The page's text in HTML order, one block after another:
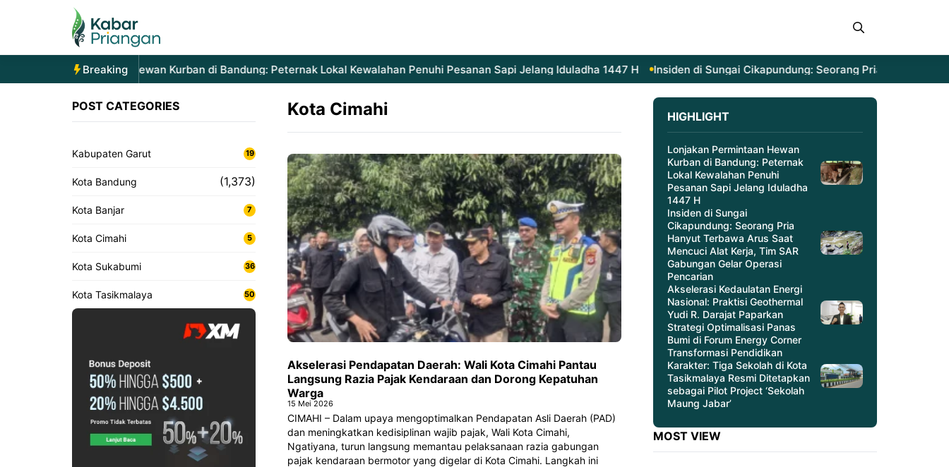
Breaking
Lonjakan Permintaan Hewan Kurban di Bandung: Peternak Lokal Kewalahan Penuhi Pesanan Sapi Jelang Iduladha 1447 H Insiden di Sungai Cikapundung: Seorang Pria Hanyut
Kota Cimahi
Akselerasi Pendapatan Daerah: Wali Kota Cimahi Pantau
Langsung Razia Pajak Kendaraan dan Dorong Kepatuhan
Warga
15 Mei 2026
CIMAHI – Dalam upaya mengoptimalkan Pendapatan Asli Daerah (PAD)
dan meningkatkan kedisiplinan wajib pajak, Wali Kota Cimahi,
Ngatiyana, turun langsung memantau pelaksanaan razia gabungan
pajak kendaraan bermotor yang digelar di Kota Cimahi. Langkah ini
POST CATEGORIES
Kabupaten Garut 19
Kota Bandung (1,373)
Kota Banjar 7
Kota Cimahi 5
Kota Sukabumi 36
Kota Tasikmalaya 50
HIGHLIGHT
Lonjakan Permintaan Hewan
Kurban di Bandung: Peternak
Lokal Kewalahan Penuhi
Pesanan Sapi Jelang Iduladha
1447 H
Insiden di Sungai
Cikapundung: Seorang Pria
Hanyut Terbawa Arus Saat
Mencuci Alat Kerja, Tim SAR
Gabungan Gelar Operasi
Pencarian
Akselerasi Kedaulatan Energi
Nasional: Praktisi Geothermal
Yudi R. Darajat Paparkan
Strategi Optimalisasi Panas
Bumi di Forum Energy Corner
Transformasi Pendidikan
Karakter: Tiga Sekolah di Kota
Tasikmalaya Resmi Ditetapkan
sebagai Pilot Project ‘Sekolah
Maung Jabar’
MOST VIEW